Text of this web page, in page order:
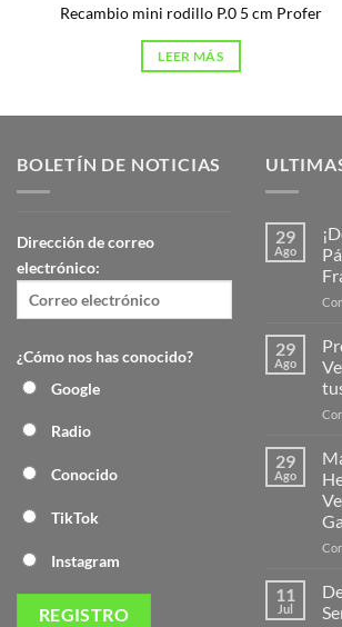
Recambio mini rodillo P.0 5 cm Profer
LEER MÁS
BOLETÍN DE NOTICIAS
Dirección de correo
electrónico:
¿Cómo nos has conocido?
Google
Radio
Conocido
TikTok
Instagram
29
Ago
29
Ago
29
Ago
11
Jul